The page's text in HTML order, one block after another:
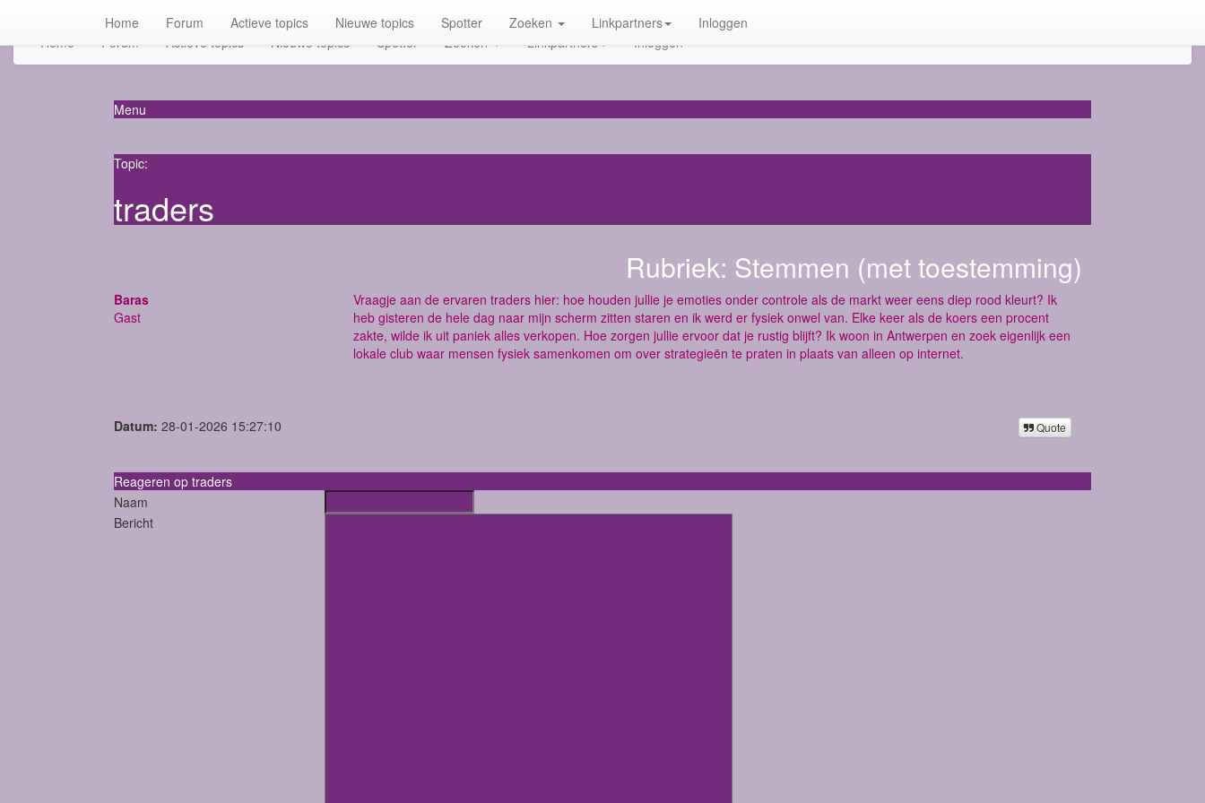
Home Forum Actieve topics Nieuwe topics Spotter Zoeken Linkpartners Inloggen
Home Forum Actieve topics Nieuwe topics Spotter Zoeken Linkpartners Inloggen
Menu
Topic:
traders
Rubriek: Stemmen (met toestemming)
Baras
Gast
Vraagje aan de ervaren traders hier: hoe houden jullie je emoties onder controle als de markt weer eens diep rood kleurt? Ik
heb gisteren de hele dag naar mijn scherm zitten staren en ik werd er fysiek onwel van. Elke keer als de koers een procent
zakte, wilde ik uit paniek alles verkopen. Hoe zorgen jullie ervoor dat je rustig blijft? Ik woon in Antwerpen en zoek eigenlijk een
lokale club waar mensen fysiek samenkomen om over strategieën te praten in plaats van alleen op internet.
Datum: 28-01-2026 15:27:10 Quote
Reageren op traders
Naam
Bericht